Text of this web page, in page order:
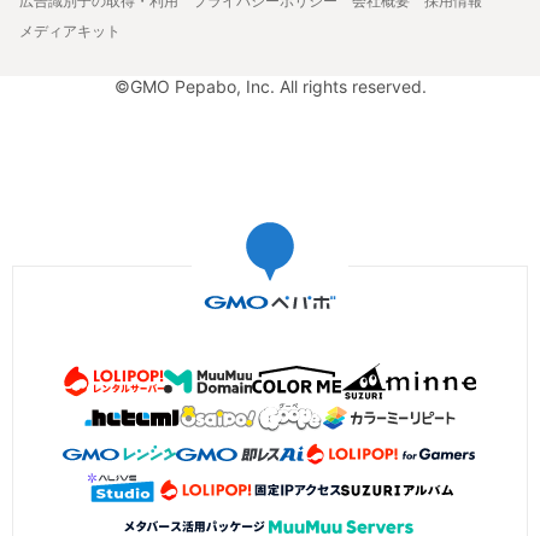
メディアキット
©GMO Pepabo, Inc. All rights reserved.